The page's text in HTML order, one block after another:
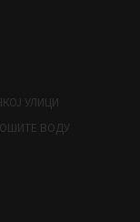
УЛИЦИ
ВОДУ